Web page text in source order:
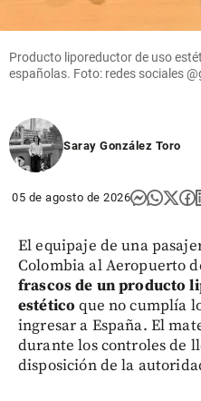
del nuevo
Presidente
share
Producto liporeductor de uso
españolas. Foto: redes sociales
Saray González Toro
05 de agosto de 2026
El equipaje de una
Colombia al Aeropuerto
frascos de un producto
estético que no cumplía
ingresar a España. El
durante los controles de
disposición de la